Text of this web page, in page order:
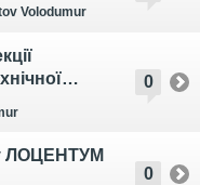
Volodumur
0
0
у ЛОЦЕНТУМ